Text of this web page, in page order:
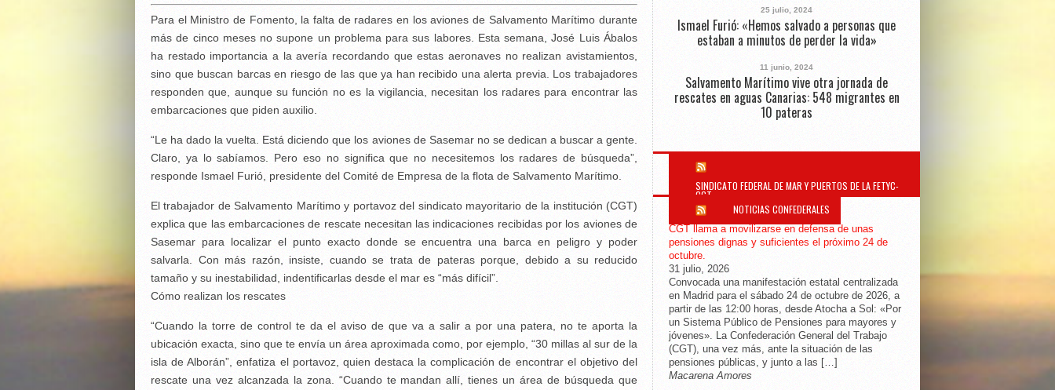
Para el Ministro de Fomento, la falta de radares en los aviones de Salvamento Marítimo durante
más de cinco meses no supone un problema para sus labores. Esta semana, José Luis Ábalos
ha restado importancia a la avería recordando que estas aeronaves no realizan avistamientos,
sino que buscan barcas en riesgo de las que ya han recibido una alerta previa. Los trabajadores
responden que, aunque su función no es la vigilancia, necesitan los radares para encontrar las
embarcaciones que piden auxilio.
“Le ha dado la vuelta. Está diciendo que los aviones de Sasemar no se dedican a buscar a gente.
Claro, ya lo sabíamos. Pero eso no significa que no necesitemos los radares de búsqueda”,
responde Ismael Furió, presidente del Comité de Empresa de la flota de Salvamento Marítimo.
El trabajador de Salvamento Marítimo y portavoz del sindicato mayoritario de la institución (CGT)
explica que las embarcaciones de rescate necesitan las indicaciones recibidas por los aviones de
Sasemar para localizar el punto exacto donde se encuentra una barca en peligro y poder
salvarla. Con más razón, insiste, cuando se trata de pateras porque, debido a su reducido
tamaño y su inestabilidad, indentificarlas desde el mar es “más difícil”.
Cómo realizan los rescates
“Cuando la torre de control te da el aviso de que va a salir a por una patera, no te aporta la
ubicación exacta, sino que te envía un área aproximada como, por ejemplo, “30 millas al sur de la
isla de Alborán”, enfatiza el portavoz, quien destaca la complicación de encontrar el objetivo del
rescate una vez alcanzada la zona. “Cuando te mandan allí, tienes un área de búsqueda que
25 julio, 2024
Ismael Furió: «Hemos salvado a personas que
estaban a minutos de perder la vida»
11 junio, 2024
Salvamento Marítimo vive otra jornada de
rescates en aguas Canarias: 548 migrantes en
10 pateras
SINDICATO FEDERAL DE MAR Y PUERTOS DE LA FETYC-
CGT
NOTICIAS CONFEDERALES
CGT llama a movilizarse en defensa de unas
pensiones dignas y suficientes el próximo 24 de
octubre.
31 julio, 2026
Convocada una manifestación estatal centralizada
en Madrid para el sábado 24 de octubre de 2026, a
partir de las 12:00 horas, desde Atocha a Sol: «Por
un Sistema Público de Pensiones para mayores y
jóvenes». La Confederación General del Trabajo
(CGT), una vez más, ante la situación de las
pensiones públicas, y junto a las […]
Macarena Amores